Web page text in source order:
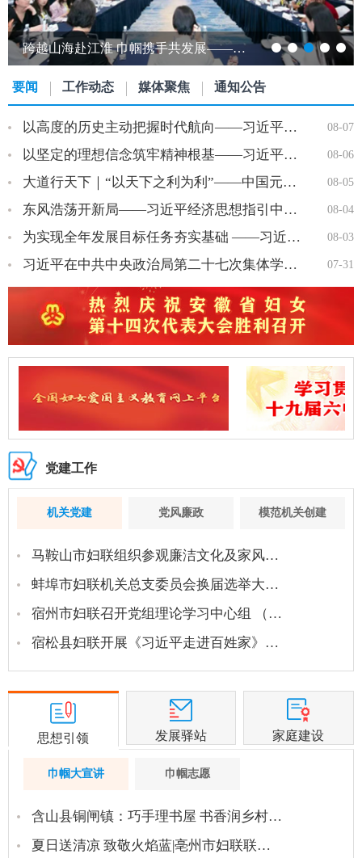
跨越山海赴江淮 巾帼携手共发展——发展中国家女性创新创业能力提升研修班…
要闻 工作动态 媒体聚焦 通知公告
08-07
以高度的历史主动把握时代航向——习近平党建思想理论品格系列述…
08-06
以坚定的理想信念筑牢精神根基——习近平党建思想理论品格系列述…
08-05
大道行天下｜“以天下之利为利”——中国元首外交的世界情怀与大…
08-04
东风浩荡开新局——习近平经济思想指引中国经济高质量发展行稳致…
08-03
为实现全年发展目标任务夯实基础 ——习近平总书记引领“十五五…
07-31
习近平在中共中央政治局第二十七次集体学习时强调 强化政治引领 …
党建工作
机关党建 党风廉政 模范机关创建
马鞍山市妇联组织参观廉洁文化及家风…
蚌埠市妇联机关总支委员会换届选举大…
宿州市妇联召开党组理论学习中心组 （…
宿松县妇联开展《习近平走进百姓家》…
思想引领 发展驿站 家庭建设
巾帼大宣讲 巾帼志愿
含山县铜闸镇：巧手理书屋 书香润乡村…
夏日送清凉 致敬火焰蓝|亳州市妇联联…